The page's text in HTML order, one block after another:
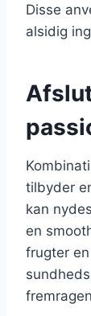
Disse
alsidig
tilbyder
kan
en
frugter